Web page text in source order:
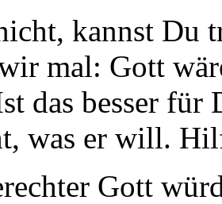
kannst Du
mal: Gott
das besser für
was er will.
Gott